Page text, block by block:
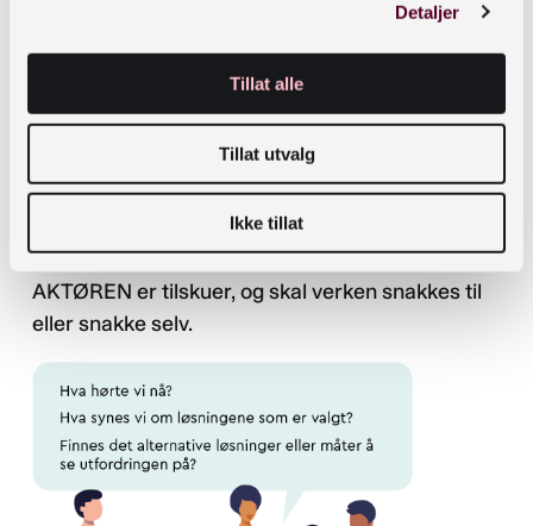
Detaljer
Tillat alle
Tillat utvalg
Ikke tillat
REFLEKTERENDE GRUPPA snakker kun med
hverandre. SAMTALEKONSULENTEN er den
eneste som kan henvende seg alle veier.
utfordringen seg imellom.
AKTØREN er tilskuer, og skal verken snakkes til
eller snakke selv.